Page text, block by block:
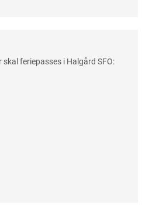
feriepasses i Halgård SFO: